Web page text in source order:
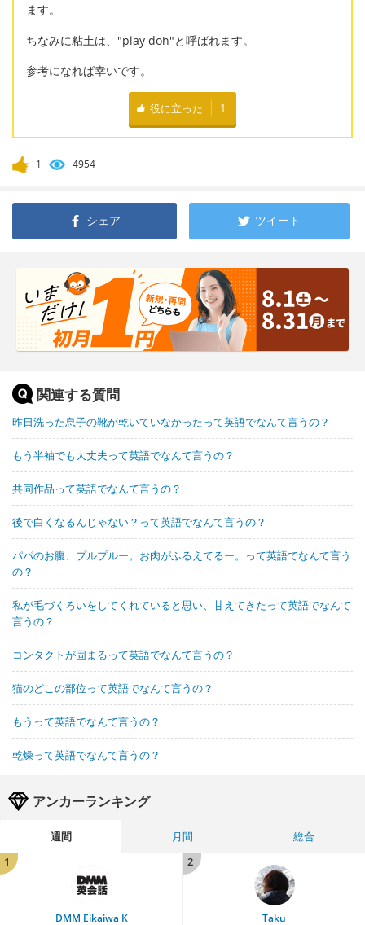
ます。
ちなみに粘土は、"play doh"と呼ばれます。
参考になれば幸いです。
役に立った 1
1 4954
シェア ツイート
関連する質問
昨日洗った息子の靴が乾いていなかったって英語でなんて言うの？
もう半袖でも大丈夫って英語でなんて言うの？
共同作品って英語でなんて言うの？
後で白くなるんじゃない？って英語でなんて言うの？
パパのお腹、プルプルー。お肉がふるえてるー。って英語でなんて言う
の？
私が毛づくろいをしてくれていると思い、甘えてきたって英語でなんて
言うの？
コンタクトが固まるって英語でなんて言うの？
猫のどこの部位って英語でなんて言うの？
もうって英語でなんて言うの？
乾燥って英語でなんて言うの？
アンカーランキング
週間 月間
総合
1
DMM Eikaiwa K
2
Taku